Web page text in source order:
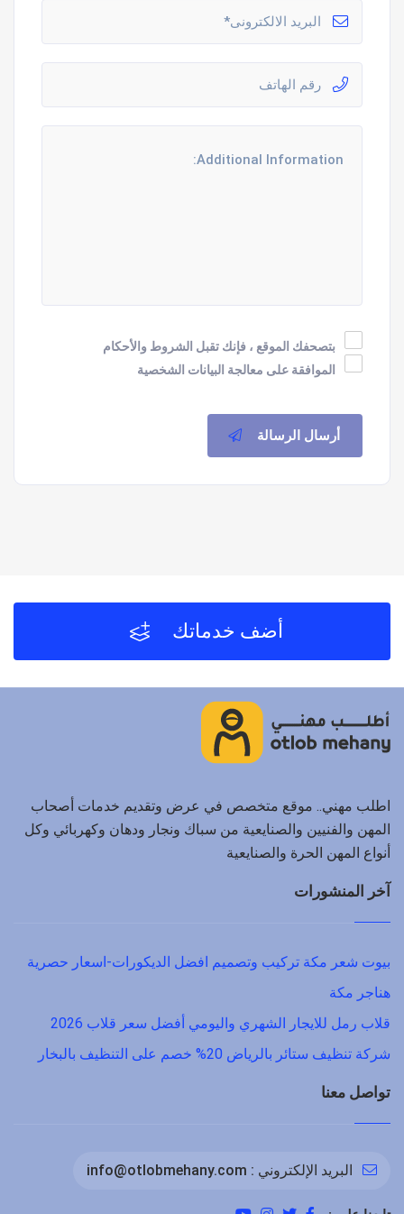
بتصحفك الموقع ، فإنك تقبل الشروط والأحكام
الموافقة على معالجة البيانات الشخصية
أرسال الرسالة
أضف خدماتك
اطلب مهني.. موقع متخصص في عرض وتقديم خدمات أصحاب
المهن والفنيين والصنايعية من سباك ونجار ودهان وكهربائي وكل
أنواع المهن الحرة والصنايعية
آخر المنشورات
بيوت شعر مكة تركيب وتصميم افضل الديكورات-اسعار حصرية
هناجر مكة
قلاب رمل للايجار الشهري واليومي أفضل سعر قلاب 2026
شركة تنظيف ستائر بالرياض 20% خصم على التنظيف بالبخار
تواصل معنا
البريد الإلكتروني : info@otlobmehany.com